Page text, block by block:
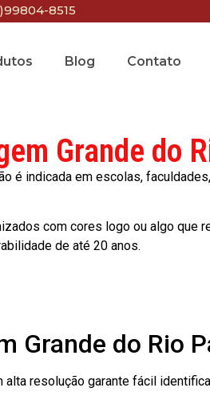
8515
Blog Contato
Grande do
é indicada em escolas,
com cores logo ou algo que
de até 20 anos.
Grande do Rio
resolução garante fácil